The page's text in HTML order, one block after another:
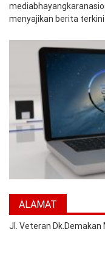
menyajikan berita
ALAMAT
Jl. Veteran